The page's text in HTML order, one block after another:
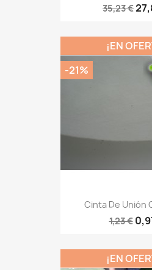
35,23 €
Cinta De Unión
1,23 €
¡EN
-21%
¡EN